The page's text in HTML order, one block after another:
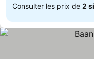
Consulter les prix de 2